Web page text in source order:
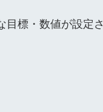
目標・数値が設定さ